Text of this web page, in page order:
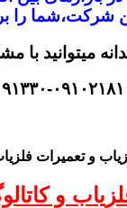
شرکت،شما را
میتوانید با
و تعمیرات
و